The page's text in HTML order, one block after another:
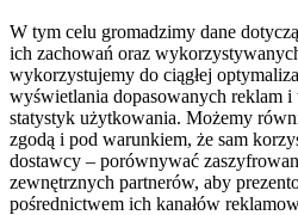
W tym celu gromadzimy dane
ich zachowań oraz
wykorzystujemy do ciągłej
wyświetlania dopasowanych reklam i
statystyk użytkowania. Możemy
zgodą i pod warunkiem, że sam
dostawcy – porównywać
zewnętrznych partnerów, aby
pośrednictwem ich kanałów